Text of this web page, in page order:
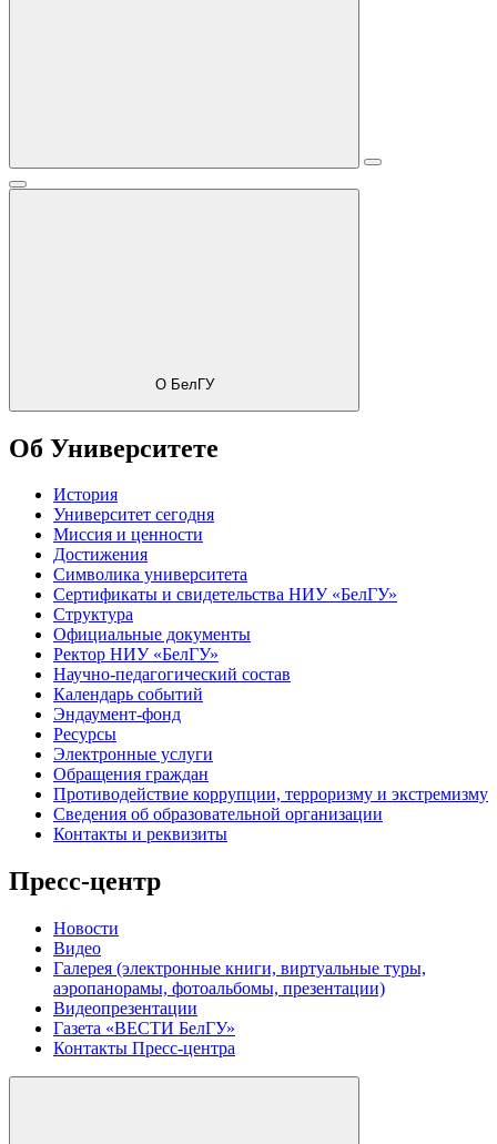
О БелГУ
Об Университете
История
Университет сегодня
Миссия и ценности
Достижения
Символика университета
Сертификаты и свидетельства НИУ «БелГУ»
Структура
Официальные документы
Ректор НИУ «БелГУ»
Научно-педагогический состав
Календарь событий
Эндаумент-фонд
Ресурсы
Электронные услуги
Обращения граждан
Противодействие коррупции, терроризму и экстремизму
Сведения об образовательной организации
Контакты и реквизиты
Пресс-центр
Новости
Видео
Галерея (электронные книги, виртуальные туры,
аэропанорамы, фотоальбомы, презентации)
Видеопрезентации
Газета «ВЕСТИ БелГУ»
Контакты Пресс-центра